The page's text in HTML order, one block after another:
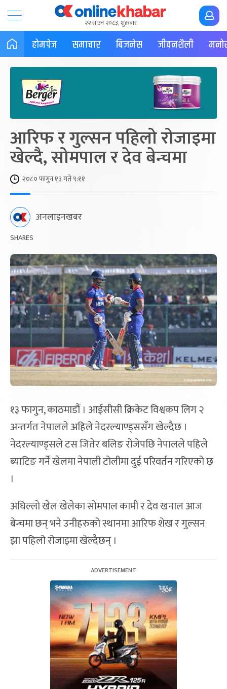
२२ साउन २०८३, शुक्रबार
होमपेज समाचार बिजनेस जीवनशैली
आरिफ र गुल्सन पहिलो रोजाइमा
खेल्दै, सोमपाल र देव बेन्चमा
२०८० फागुन १३ गते ९:११
अनलाइनखबर
SHARES
१३ फागुन, काठमाडौं । आईसीसी क्रिकेट विश्वकप लिग २
अन्तर्गत नेपालले अहिले नेदरल्याण्ड्ससँग खेल्दैछ ।
नेदरल्याण्ड्सले टस जितेर बलिङ रोजेपछि नेपालले पहिले
ब्याटिङ गर्ने खेलमा नेपाली टोलीमा दुई परिवर्तन गरिएको छ
।
अघिल्लो खेल खेलेका सोमपाल कामी र देव खनाल आज
बेन्चमा छन् भने उनीहरुको स्थानमा आरिफ शेख र गुल्सन
झा पहिलो रोजाइमा खेल्दैछन् ।